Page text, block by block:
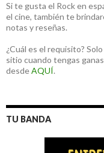
Si te gusta el Rock en
el cine, también te
notas y reseñas.
¿Cuál es el requisito?
sitio cuando tengas
desdeAQUÍ.
TU BANDA